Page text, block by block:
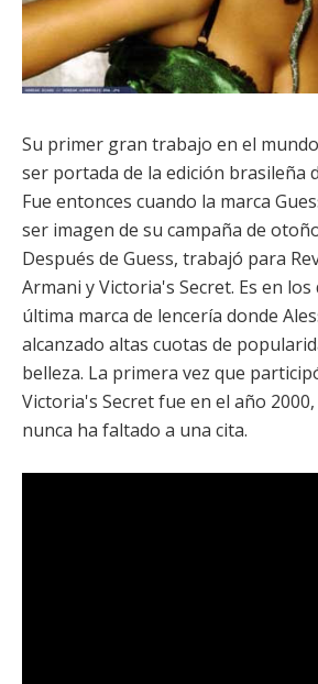
Su primer gran trabajo en el
ser portada de la edición brasileña
Fue entonces cuando la marca
ser imagen de su campaña de
Después de Guess, trabajó para
Armani y Victoria's Secret. Es en los
última marca de lencería donde
alcanzado altas cuotas de
belleza. La primera vez que
Victoria's Secret fue en el año
nunca ha faltado a una cita.